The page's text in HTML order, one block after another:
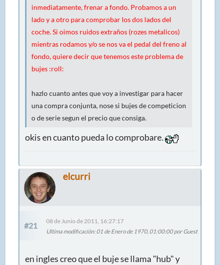
inmediatamente, frenar a fondo. Probamos a un
lado y a otro para comprobar los dos lados del
coche. Si oimos ruidos extraños (rozes metalicos)
mientras rodamos y/o se nos va el pedal del freno al
fondo, quiere decir que tenemos este problema de
bujes :roll:
hazlo cuanto antes que voy a investigar para hacer
una compra conjunta, nose si bujes de competicion
o de serie segun el precio que consiga.
okis en cuanto pueda lo comprobare.
elcurri
#21
08 de Junio de 2011, 16:27:17
Ultima modificación: 01 de Enero de 1970, 01:00:00 por Guest
en ingles creo que el buje se llama "hub" y